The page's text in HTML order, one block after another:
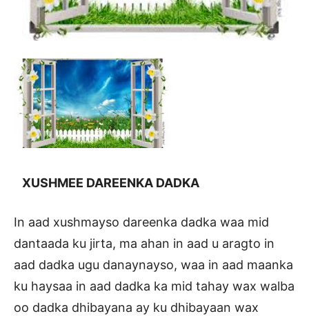
XUSHMEE DAREENKA DADKA
In aad xushmayso dareenka dadka waa mid
dantaada ku jirta, ma ahan in aad u aragto in
aad dadka ugu danaynayso, waa in aad maanka
ku haysaa in aad dadka ka mid tahay wax walba
oo dadka dhibayana ay ku dhibayaan wax